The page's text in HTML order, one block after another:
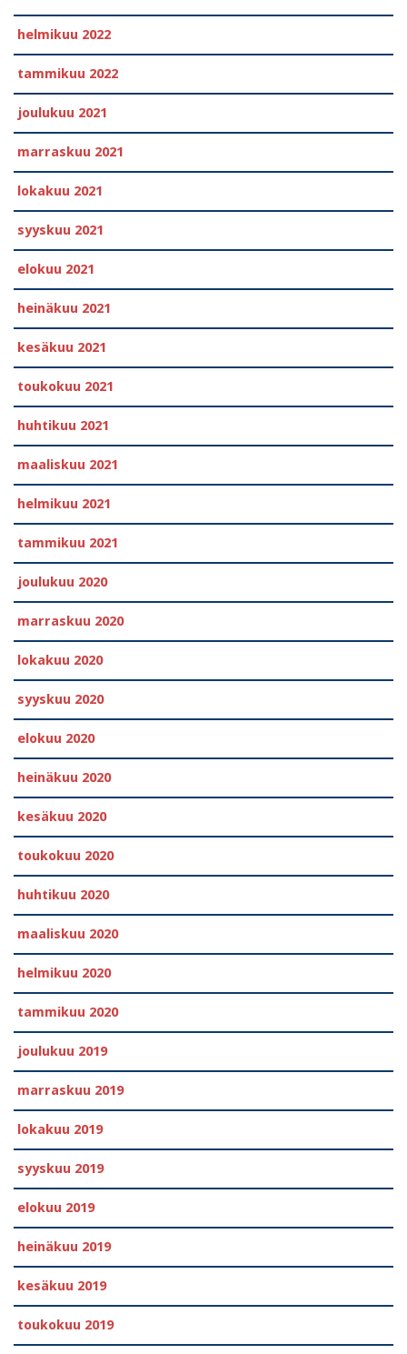
helmikuu 2022
tammikuu 2022
joulukuu 2021
marraskuu 2021
lokakuu 2021
syyskuu 2021
elokuu 2021
heinäkuu 2021
kesäkuu 2021
toukokuu 2021
huhtikuu 2021
maaliskuu 2021
helmikuu 2021
tammikuu 2021
joulukuu 2020
marraskuu 2020
lokakuu 2020
syyskuu 2020
elokuu 2020
heinäkuu 2020
kesäkuu 2020
toukokuu 2020
huhtikuu 2020
maaliskuu 2020
helmikuu 2020
tammikuu 2020
joulukuu 2019
marraskuu 2019
lokakuu 2019
syyskuu 2019
elokuu 2019
heinäkuu 2019
kesäkuu 2019
toukokuu 2019